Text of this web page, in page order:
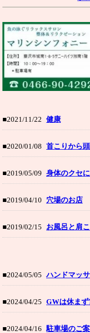
■2021/11/22 健康
■2020/01/08 首こりから
■2019/05/09 身体のクセ
■2019/04/10 穴場のお店
■2019/02/15 お風呂と肩
■2024/05/05 ハンドマッ
■2024/04/25 GWは休ま
■2024/04/16 駐車場のご